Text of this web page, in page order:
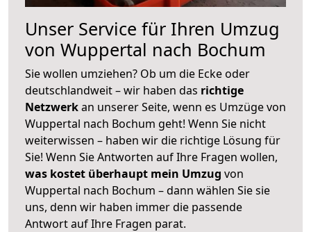
Unser Service für Ihren Umzug
von Wuppertal nach Bochum
Sie wollen umziehen? Ob um die Ecke oder
deutschlandweit – wir haben das richtige
Netzwerkan unserer Seite, wenn es Umzüge von
Wuppertal nach Bochum geht! Wenn Sie nicht
weiterwissen – haben wir die richtige Lösung für
Sie! Wenn Sie Antworten auf Ihre Fragen wollen,
was kostet überhaupt mein Umzug von
Wuppertal nach Bochum – dann wählen Sie sie
uns, denn wir haben immer die passende
Antwort auf Ihre Fragen parat.